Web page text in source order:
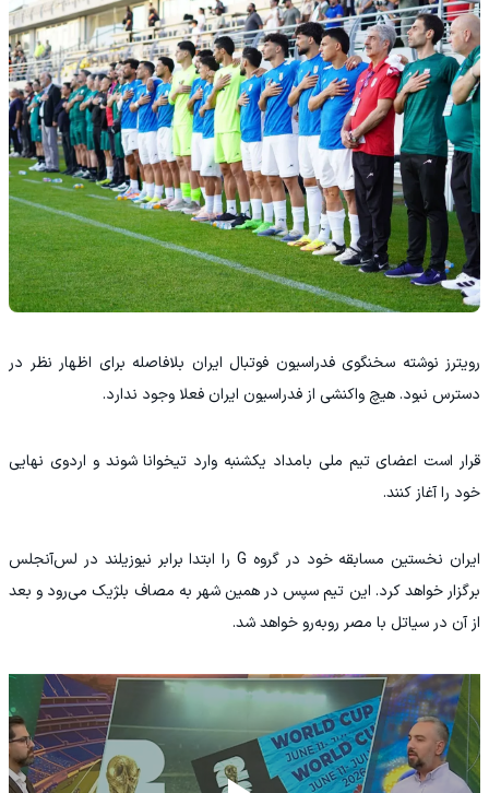
رویترز نوشته سخنگوی فدراسیون فوتبال ایران بلافاصله برای اظهار نظر در
دسترس نبود. هیچ واکنشی از فدراسیون ایران فعلا وجود ندارد.
قرار است اعضای تیم ملی بامداد یکشنبه وارد تیخوانا شوند و اردوی نهایی
خود را آغاز کنند.
ایران نخستین مسابقه خود در گروه G را ابتدا برابر نیوزیلند در لس‌آنجلس
برگزار خواهد کرد. این تیم سپس در همین شهر به مصاف بلژیک می‌رود و بعد
از آن در سیاتل با مصر روبه‌رو خواهد شد.